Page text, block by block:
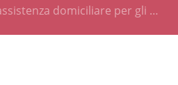
domiciliare per gli …